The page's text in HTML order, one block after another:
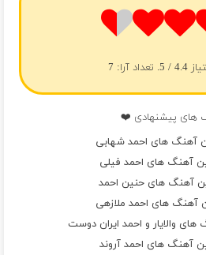
4.4/ 5. تعداد آرا: 7
های پیشنهادی ❤️
آهنگ های احمد شهابی
آهنگ های احمد فیلی
آهنگ های حنین احمد
آهنگ های احمد ملازهی
های والایار و احمد ایران دوست
آهنگ های احمد آروند